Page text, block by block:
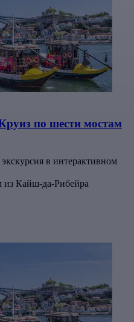
по шести мостам
в интерактивном
из Кайш-да-Рибейра